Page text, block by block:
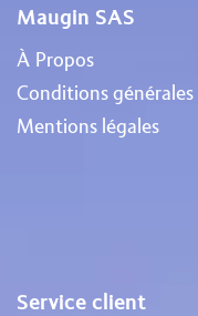
Maugin SAS
À Propos
Conditions
Mentions légales
Service client